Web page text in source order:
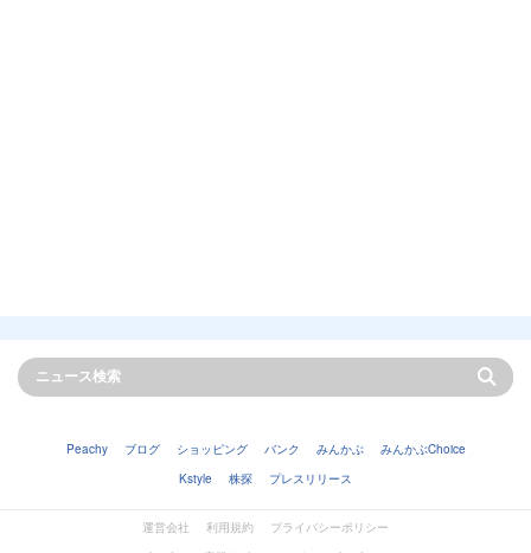
Peachy ブログ ショッピング バンク みんかぶ
みんかぶChoice
Kstyle
株探 プレスリリース
運営会社 利用規約
プライバシーポリシー